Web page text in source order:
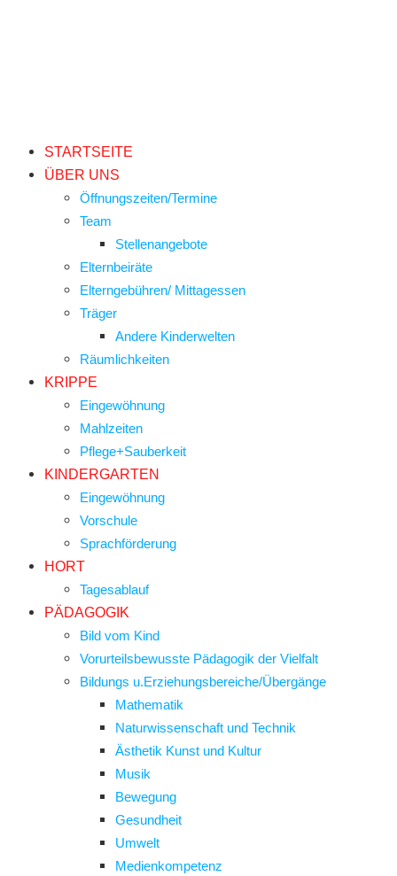
STARTSEITE
ÜBER UNS
Öffnungszeiten/Termine
Team
Stellenangebote
Elternbeiräte
Elterngebühren/ Mittagessen
Träger
Andere Kinderwelten
Räumlichkeiten
KRIPPE
Eingewöhnung
Mahlzeiten
Pflege+Sauberkeit
KINDERGARTEN
Eingewöhnung
Vorschule
Sprachförderung
HORT
Tagesablauf
PÄDAGOGIK
Bild vom Kind
Vorurteilsbewusste Pädagogik der Vielfalt
Bildungs u.Erziehungsbereiche/Übergänge
Mathematik
Naturwissenschaft und Technik
Ästhetik Kunst und Kultur
Musik
Bewegung
Gesundheit
Umwelt
Medienkompetenz